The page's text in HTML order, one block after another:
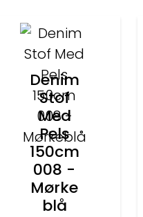
Denim
Stof
Med
Pels
150cm
008 -
Mørke
blå